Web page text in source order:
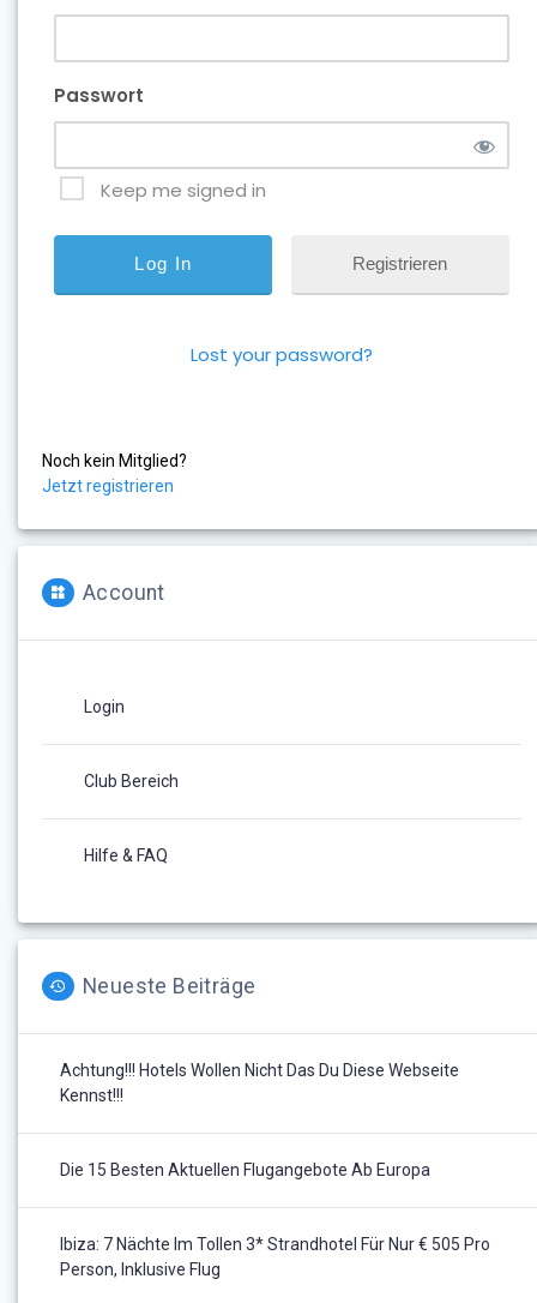
Passwort
Keep me signed in
Registrieren
Lost your password?
Noch kein Mitglied?
Jetzt registrieren
Account
Login
Club Bereich
Hilfe & FAQ
Neueste Beiträge
Achtung!!! Hotels Wollen Nicht Das Du Diese Webseite
Kennst!!!
Die 15 Besten Aktuellen Flugangebote Ab Europa
Ibiza: 7 Nächte Im Tollen 3* Strandhotel Für Nur € 505 Pro
Person, Inklusive Flug